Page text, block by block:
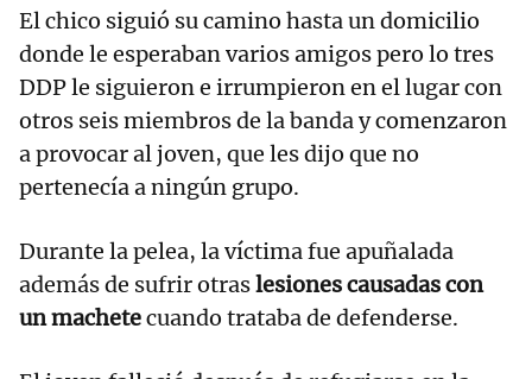
El chico siguió su camino hasta un domicilio
donde le esperaban varios amigos pero lo tres
DDP le siguieron e irrumpieron en el lugar con
otros seis miembros de la banda y comenzaron
a provocar al joven, que les dijo que no
pertenecía a ningún grupo.
Durante la pelea, la víctima fue apuñalada
además de sufrir otraslesiones causadas con
un machetecuando trataba de defenderse.